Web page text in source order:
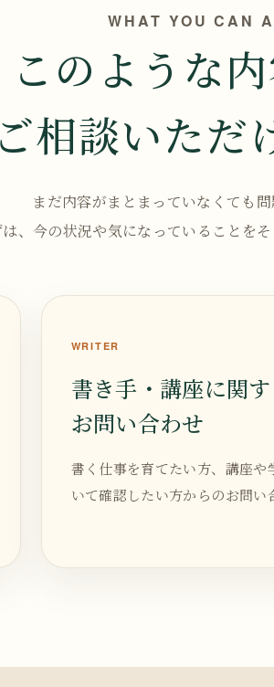
WHAT YOU CAN
このような内
ご相談いただ
まだ内容がまとまっていなくても問
は、今の状況や気になっていることをそ
WRITER
書き手・講座に関す
お問い合わせ
書く仕事を育てたい方、講座や
いて確認したい方からのお問い